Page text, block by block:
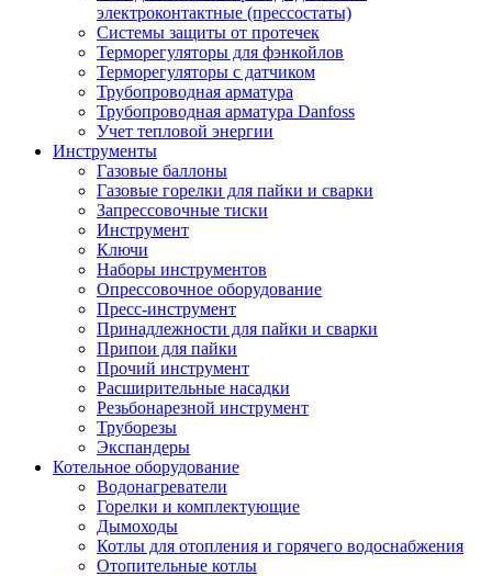
электроконтактные (прессостаты)
Системы защиты от протечек
Терморегуляторы для фэнкойлов
Терморегуляторы с датчиком
Трубопроводная арматура
Трубопроводная арматура Danfoss
Учет тепловой энергии
Инструменты
Газовые баллоны
Газовые горелки для пайки и сварки
Запрессовочные тиски
Инструмент
Ключи
Наборы инструментов
Опрессовочное оборудование
Пресс-инструмент
Принадлежности для пайки и сварки
Припои для пайки
Прочий инструмент
Расширительные насадки
Резьбонарезной инструмент
Труборезы
Экспандеры
Котельное оборудование
Водонагреватели
Горелки и комплектующие
Дымоходы
Котлы для отопления и горячего водоснабжения
Отопительные котлы